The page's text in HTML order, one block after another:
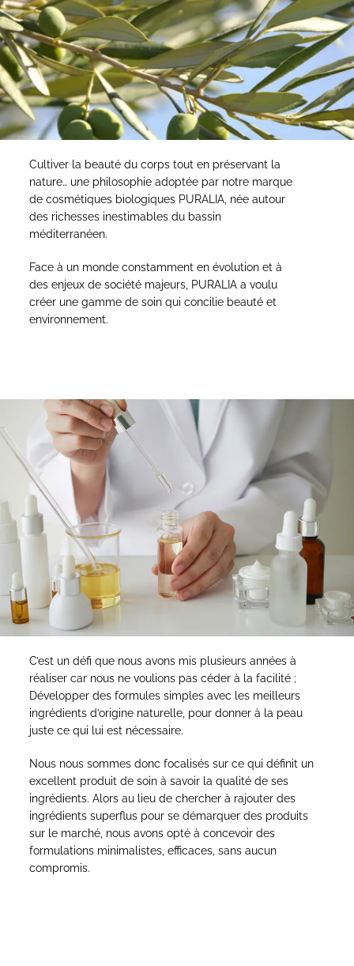
Cultiver la beauté du corps tout en préservant la
nature… une philosophie adoptée par notre marque
de cosmétiques biologiques PURALIA, née autour
des richesses inestimables du bassin
méditerranéen.
Face à un monde constamment en évolution et à
des enjeux de société majeurs, PURALIA a voulu
créer une gamme de soin qui concilie beauté et
environnement.
C’est un défi que nous avons mis plusieurs années à
réaliser car nous ne voulions pas céder à la facilité ;
Développer des formules simples avec les meilleurs
ingrédients d’origine naturelle, pour donner à la peau
juste ce qui lui est nécessaire.
Nous nous sommes donc focalisés sur ce qui définit un
excellent produit de soin à savoir la qualité de ses
ingrédients. Alors au lieu de chercher à rajouter des
ingrédients superflus pour se démarquer des produits
sur le marché, nous avons opté à concevoir des
formulations minimalistes, efficaces, sans aucun
compromis.